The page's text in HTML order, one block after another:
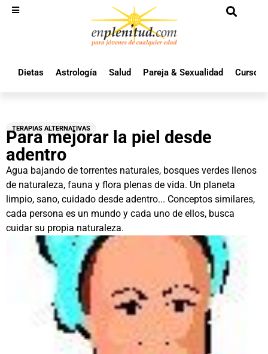
Dietas Astrología Salud Pareja & Sexualidad Cursos
TERAPIAS ALTERNATIVAS
Para mejorar la piel desde
adentro
Agua bajando de torrentes naturales, bosques verdes llenos
de naturaleza, fauna y flora plenas de vida. Un planeta
limpio, sano, cuidado desde adentro... Conceptos similares,
cada persona es un mundo y cada uno de ellos, busca
cuidar su propia naturaleza.